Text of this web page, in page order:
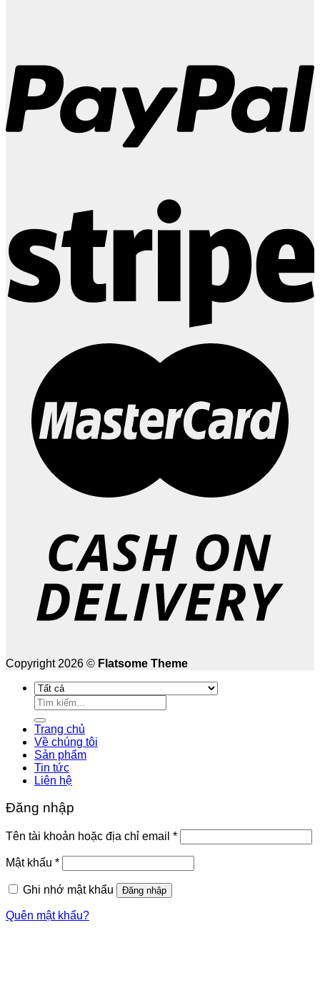
Copyright 2026 © Flatsome Theme
Tìm
kiếm:
Trang chủ
Về chúng tôi
Sản phẩm
Tin tức
Liên hệ
Đăng nhập
Tên tài khoản hoặc địa chỉ email *Bắt
buộc
Mật khẩu *Bắt
buộc
Ghi nhớ mật khẩu
Đăng nhập
Quên mật khẩu?